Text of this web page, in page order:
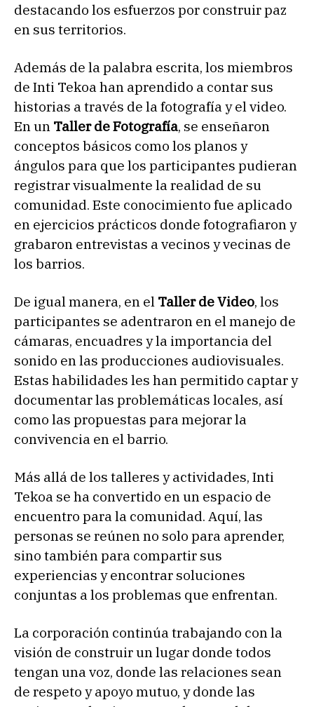
destacando los esfuerzos por construir paz
en sus territorios.
Además de la palabra escrita, los miembros
de Inti Tekoa han aprendido a contar sus
historias a través de la fotografía y el video.
En un Taller de Fotografía, se enseñaron
conceptos básicos como los planos y
ángulos para que los participantes pudieran
registrar visualmente la realidad de su
comunidad. Este conocimiento fue aplicado
en ejercicios prácticos donde fotografiaron y
grabaron entrevistas a vecinos y vecinas de
los barrios.
De igual manera, en el Taller de Video, los
participantes se adentraron en el manejo de
cámaras, encuadres y la importancia del
sonido en las producciones audiovisuales.
Estas habilidades les han permitido captar y
documentar las problemáticas locales, así
como las propuestas para mejorar la
convivencia en el barrio.
Más allá de los talleres y actividades, Inti
Tekoa se ha convertido en un espacio de
encuentro para la comunidad. Aquí, las
personas se reúnen no solo para aprender,
sino también para compartir sus
experiencias y encontrar soluciones
conjuntas a los problemas que enfrentan.
La corporación continúa trabajando con la
visión de construir un lugar donde todos
tengan una voz, donde las relaciones sean
de respeto y apoyo mutuo, y donde las